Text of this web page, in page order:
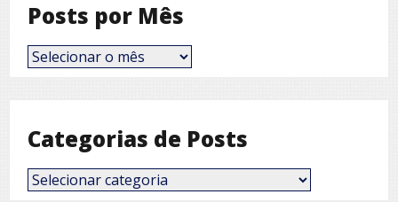
Posts por Mês
Posts
por
Categorias de Posts
Categorias
de